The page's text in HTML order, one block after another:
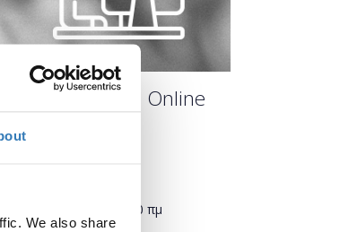
We also share
- Online
11:00 πμ